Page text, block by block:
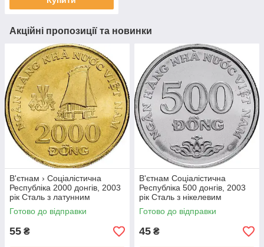
Акційні пропозиції та новинки
В'єтнам › Соціалістична
Республіка 2000 донгів, 2003
рік Сталь з латунним
покриттям, 5g, ø 23.92mm
№1902
Готово до відправки
55 ₴
В'єтнам Соціалістична
Республіка 500 донгів, 2003
рік Сталь з нікелевим
покриттям, 4.5g, ø 21.86mm
№1907
Готово до відправки
45 ₴